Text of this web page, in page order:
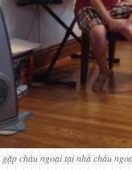
cháu ngoại tại nhà cháu